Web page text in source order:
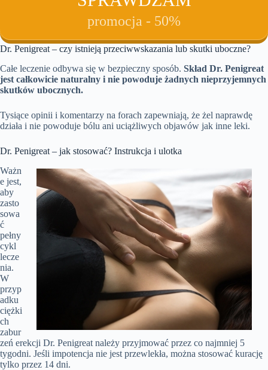
promocja - 50%
Dr. Penigreat – czy istnieją przeciwwskazania lub skutki uboczne?
Całe leczenie odbywa się w bezpieczny sposób. Skład Dr. Penigreat
jest całkowicie naturalny i nie powoduje żadnych nieprzyjemnych
skutków ubocznych.
Tysiące opinii i komentarzy na forach zapewniają, że żel naprawdę
działa i nie powoduje bólu ani uciążliwych objawów jak inne leki.
Dr. Penigreat – jak stosować? Instrukcja i ulotka
Ważn
e jest,
aby
zasto
sowa
ć
pełny
cykl
lecze
nia.
W
przyp
adku
ciężki
ch
zabur
zeń erekcji Dr. Penigreat należy przyjmować przez co najmniej 5
tygodni. Jeśli impotencja nie jest przewlekła, można stosować kurację
tylko przez 14 dni.